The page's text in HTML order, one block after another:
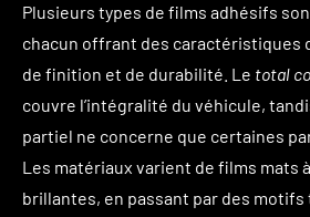
Plusieurs types de films adhésifs
chacun offrant des caractéristiques
de finition et de durabilité. Le total
couvre l’intégralité du véhicule,
partiel ne concerne que certaines
Les matériaux varient de films mats
brillantes, en passant par des